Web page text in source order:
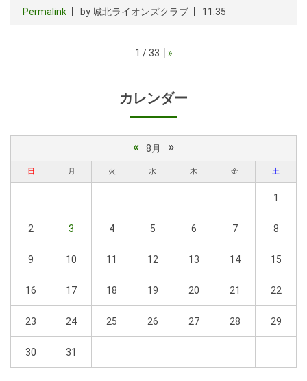
Permalink by 城北ライオンズクラブ 11:35
1 / 33 »
カレンダー
« 8月 »
日 月 火 水 木 金 土
1
2 3 4 5 6 7 8
9 10 11 12 13 14 15
16 17 18 19 20 21 22
23 24 25 26 27 28 29
30 31